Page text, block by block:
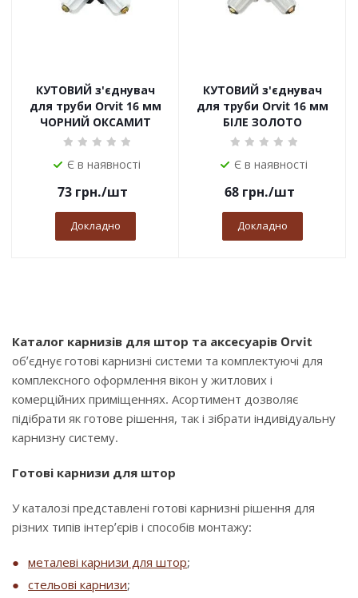
КУТОВИЙ з'єднувач
для труби Orvit 16 мм
ЧОРНИЙ ОКСАМИТ
Є в наявності
73 грн./шт
Докладно
КУТОВИЙ з'єднувач
для труби Orvit 16 мм
БІЛЕ ЗОЛОТО
Є в наявності
68 грн./шт
Докладно
Каталог карнизів для штор та аксесуарів Orvit
об’єднує готові карнизні системи та комплектуючі для
комплексного оформлення вікон у житлових і
комерційних приміщеннях. Асортимент дозволяє
підібрати як готове рішення, так і зібрати індивідуальну
карнизну систему.
Готові карнизи для штор
У каталозі представлені готові карнизні рішення для
різних типів інтер’єрів і способів монтажу:
металеві карнизи для штор;
стельові карнизи;